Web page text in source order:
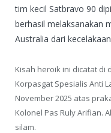
tim kecil Satbravo 90
berhasil melaksanakan
Australia dari
Kisah heroik ini dicatat di
Korpasgat Spesialis Anti
November 2025 atas
Kolonel Pas Ruly Arifian.
silam.